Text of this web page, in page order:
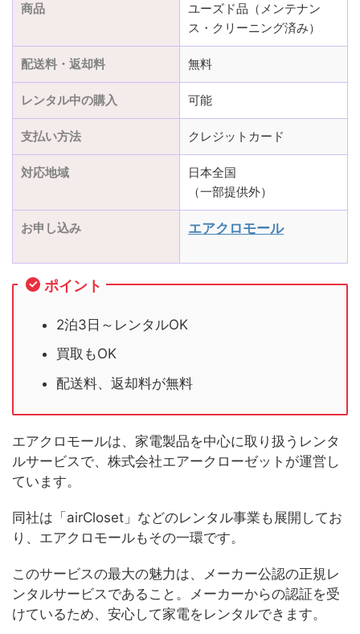
商品
ユーズド品（メンテナン
ス・クリーニング済み）
配送料・返却料 無料
レンタル中の購入 可能
支払い方法 クレジットカード
対応地域
日本全国
（一部提供外）
お申し込み エアクロモール
ポイント
2泊3日～レンタルOK
買取もOK
配送料、返却料が無料
エアクロモールは、家電製品を中心に取り扱うレンタ
ルサービスで、株式会社エアークローゼットが運営し
ています。
同社は「airCloset」などのレンタル事業も展開してお
り、エアクロモールもその一環です。
このサービスの最大の魅力は、メーカー公認の正規レ
ンタルサービスであること。メーカーからの認証を受
けているため、安心して家電をレンタルできます。